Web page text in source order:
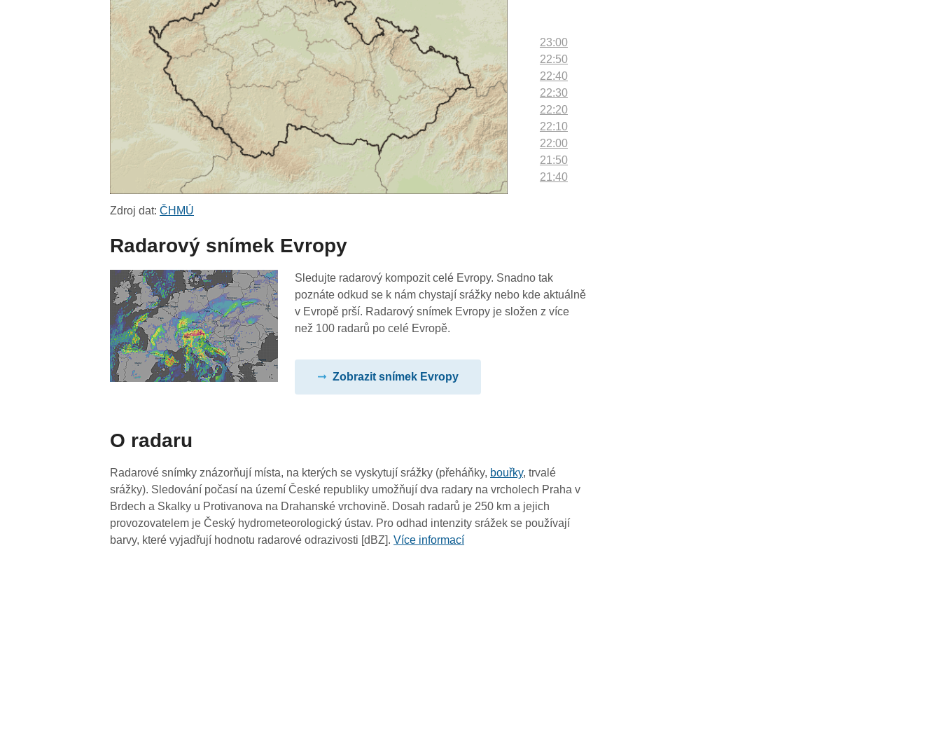
23:00
22:50
22:40
22:30
22:20
22:10
22:00
21:50
21:40
20:40
20:30
20:20
18:40
18:30
18:20
18:10
Zdroj dat:ČHMÚ
Radarový snímek Evropy
Sledujte radarový kompozit celé Evropy. Snadno tak
poznáte odkud se k nám chystají srážky nebo kde aktuálně
v Evropě prší. Radarový snímek Evropy je složen z více
než 100 radarů po celé Evropě.
Zobrazit snímek Evropy
O radaru
Radarové snímky znázorňují místa, na kterých se vyskytují srážky (přeháňky, bouřky, trvalé
srážky). Sledování počasí na území České republiky umožňují dva radary na vrcholech Praha v
Brdech a Skalky u Protivanova na Drahanské vrchovině. Dosah radarů je 250 km a jejich
provozovatelem je Český hydrometeorologický ústav. Pro odhad intenzity srážek se používají
barvy, které vyjadřují hodnotu radarové odrazivosti [dBZ].Více informací